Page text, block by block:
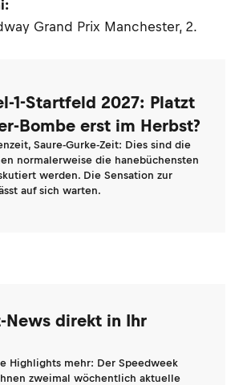
Grand Prix Manchester, 2.
1-Startfeld 2027: Platzt
Bombe erst im Herbst?
Saure-Gurke-Zeit: Dies sind die
normalerweise die hanebüchensten
werden. Die Sensation zur
auf sich warten.
News direkt in Ihr
Highlights mehr: Der Speedweek
zweimal wöchentlich aktuelle